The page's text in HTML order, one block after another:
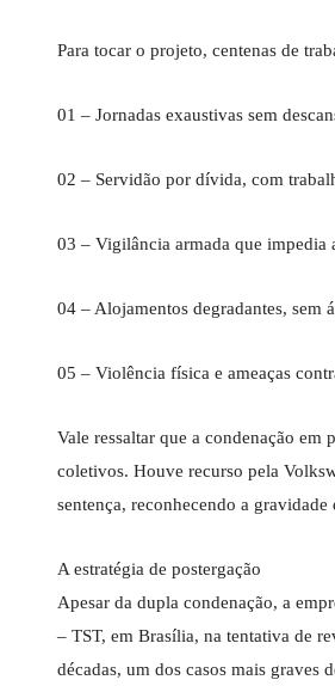
Para tocar o projeto, centenas de
01 – Jornadas exaustivas sem
02 – Servidão por dívida, com
03 – Vigilância armada que impedia
04 – Alojamentos degradantes, sem
05 – Violência física e ameaças
Vale ressaltar que a condenação
coletivos. Houve recurso pela
sentença, reconhecendo a
A estratégia de postergação
Apesar da dupla condenação, a
– TST, em Brasília, na tentativa de
décadas, um dos casos mais